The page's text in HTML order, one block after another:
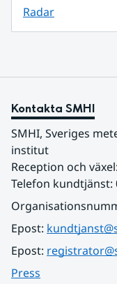
Radar
Kontakta SMHI
SMHI, Sveriges
institut
Reception och
Telefon kundtjänst:
Epost:
Epost:
Press